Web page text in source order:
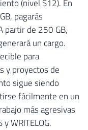
(nivel S12). En
pagarás
partir de 250 GB,
un cargo.
para
y proyectos de
sigue siendo
fácilmente en un
más agresivas
WRITELOG.